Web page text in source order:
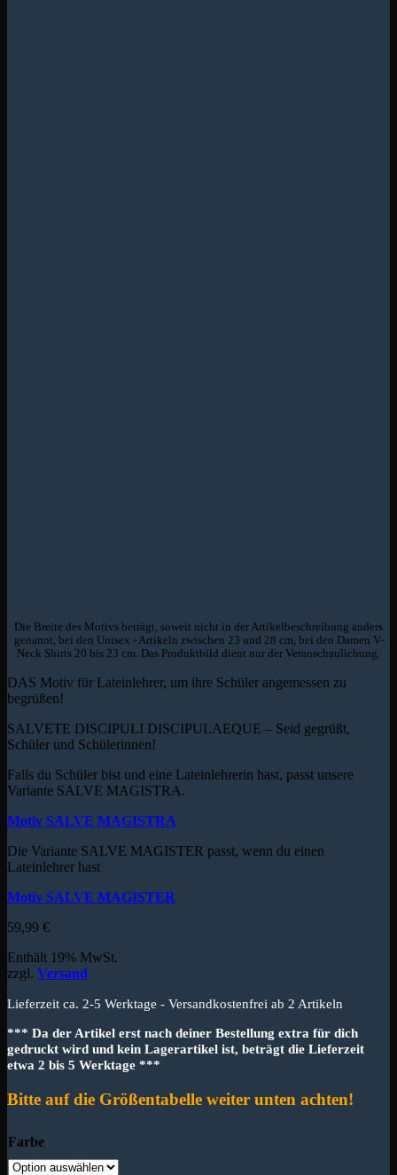
Die Breite des Motivs beträgt, soweit nicht in der Artikelbeschreibung anders
genannt, bei den Unisex - Artikeln zwischen 23 und 28 cm, bei den Damen V-
Neck Shirts 20 bis 23 cm. Das Produktbild dient nur der Veranschaulichung.
DAS Motiv für Lateinlehrer, um ihre Schüler angemessen zu
begrüßen!
SALVETE DISCIPULI DISCIPULAEQUE – Seid gegrüßt,
Schüler und Schülerinnen!
Falls du Schüler bist und eine Lateinlehrerin hast, passt unsere
Variante SALVE MAGISTRA.
Motiv SALVE MAGISTRA
Die Variante SALVE MAGISTER passt, wenn du einen
Lateinlehrer hast
Motiv SALVE MAGISTER
59,99 €
Enthält 19% MwSt.
zzgl. Versand
Lieferzeit ca. 2-5 Werktage - Versandkostenfrei ab 2 Artikeln
*** Da der Artikel erst nach deiner Bestellung extra für dich
gedruckt wird und kein Lagerartikel ist, beträgt die Lieferzeit
etwa 2 bis 5 Werktage ***
Bitte auf die Größentabelle weiter unten achten!
Farbe